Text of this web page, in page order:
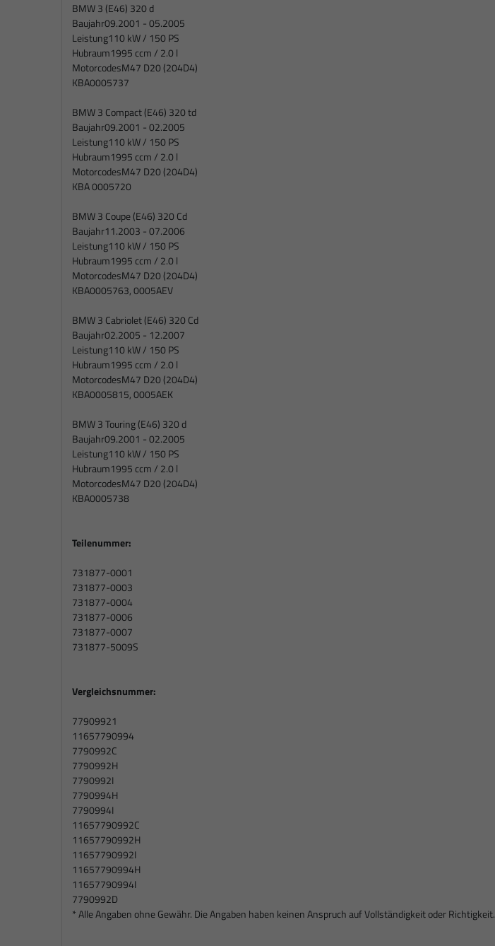
BMW 3 (E46) 320 d
Baujahr09.2001 - 05.2005
Leistung110 kW / 150 PS
Hubraum1995 ccm / 2.0 l
MotorcodesM47 D20 (204D4)
KBA0005737
BMW 3 Compact (E46) 320 td
Baujahr09.2001 - 02.2005
Leistung110 kW / 150 PS
Hubraum1995 ccm / 2.0 l
MotorcodesM47 D20 (204D4)
KBA0005720
BMW 3 Coupe (E46) 320 Cd
Baujahr11.2003 - 07.2006
Leistung110 kW / 150 PS
Hubraum1995 ccm / 2.0 l
MotorcodesM47 D20 (204D4)
KBA0005763, 0005AEV
BMW 3 Cabriolet (E46) 320 Cd
Baujahr02.2005 - 12.2007
Leistung110 kW / 150 PS
Hubraum1995 ccm / 2.0 l
MotorcodesM47 D20 (204D4)
KBA0005815, 0005AEK
BMW 3 Touring (E46) 320 d
Baujahr09.2001 - 02.2005
Leistung110 kW / 150 PS
Hubraum1995 ccm / 2.0 l
MotorcodesM47 D20 (204D4)
KBA0005738
Teilenummer:
731877-0001
731877-0003
731877-0004
731877-0006
731877-0007
731877-5009S
Vergleichsnummer:
77909921
11657790994
7790992C
7790992H
7790992I
7790994H
7790994I
11657790992C
11657790992H
11657790992I
11657790994H
11657790994I
7790992D
* Alle Angaben ohne Gewähr. Die Angaben haben keinen Anspruch auf Vollständigkeit oder Richtigkeit.